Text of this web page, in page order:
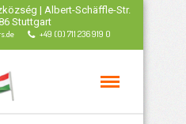
| Albert-Schäffle-Str.
Stuttgart
+49 (0) 711 236 919 0